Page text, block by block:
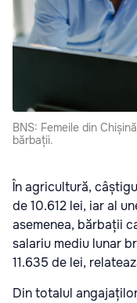
BNS: Femeile din
bărbații.
În agricultură,
de 10.612 lei, iar al
asemenea, bărbații
salariu mediu lunar
11.635 de lei,
Din totalul